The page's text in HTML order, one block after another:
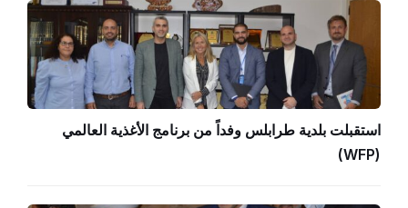
استقبلت بلدية طرابلس وفداً من برنامج الأغذية العالمي
(WFP)